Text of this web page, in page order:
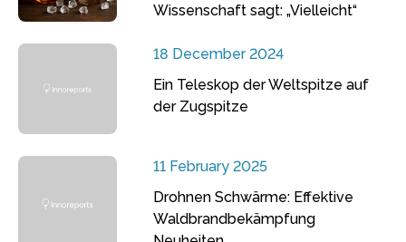
Wissenschaft sagt: „Vielleicht“
18 December 2024
Ein Teleskop der Weltspitze auf
der Zugspitze
11 February 2025
Drohnen Schwärme: Effektive
Waldbrandbekämpfung